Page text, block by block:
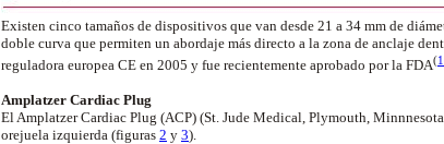
Existen cinco tamaños de dispositivos que van desde 21 a 34 mm de
doble curva que permiten un abordaje más directo a la zona de anclaje
reguladora europea CE en 2005 y fue recientemente aprobado por la FDA(
Amplatzer Cardiac Plug
El Amplatzer Cardiac Plug (ACP) (St. Jude Medical, Plymouth,
orejuela izquierda (figuras 2 y 3).